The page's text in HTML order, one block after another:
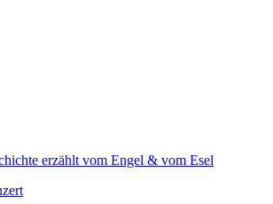
erzählt vom Engel & vom Esel